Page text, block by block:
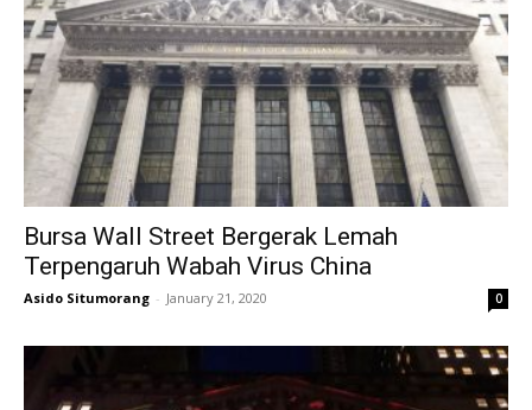
Bursa Wall Street Bergerak Lemah
Terpengaruh Wabah Virus China
Asido Situmorang - January 21, 2020 0